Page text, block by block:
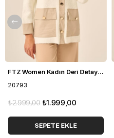
FTZ Women Kadın Deri Detaylı Ceket Ekru 20793
20793
₺1.999,00
₺2.999,00
SEPETE EKLE